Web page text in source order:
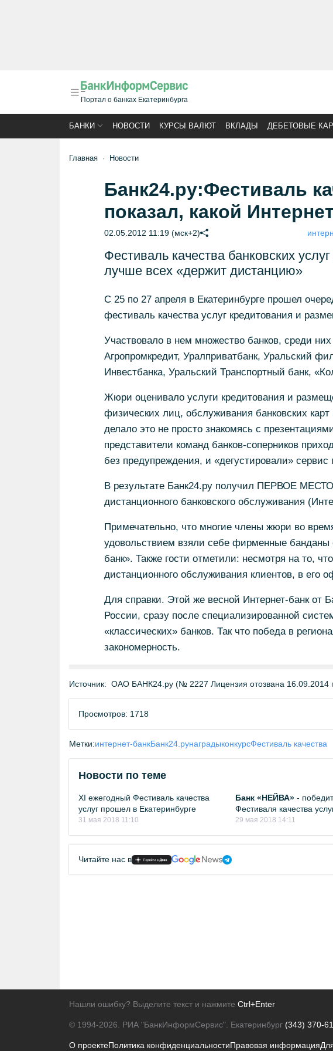
Портал о банках Екатеринбурга
БАНКИ НОВОСТИ КУРСЫ ВАЛЮТ ВКЛАДЫ ДЕБЕТОВЫЕ
Главная Новости
Банк24.ру:Фестиваль
показал, какой
02.05.2012 11:19 (мск+2)
Фестиваль качества банковских
лучше всех «держит дистанцию»
С 25 по 27 апреля в Екатеринбурге прошел
фестиваль качества услуг кредитования и
Участвовало в нем множество банков, среди
Агропромкредит, Уралприватбанк, Уральский
Инвестбанка, Уральский Транспортный банк,
Жюри оценивало услуги кредитования и
физических лиц, обслуживания банковских
делало это не просто знакомясь с
представители команд банков-соперников
без предупреждения, и «дегустировали»
В результате Банк24.ру получил ПЕРВОЕ
дистанционного банковского обслуживания
Примечательно, что многие члены жюри во
удовольствием взяли себе фирменные
банк». Также гости отметили: несмотря на то,
дистанционного обслуживания клиентов, в его
Для справки. Этой же весной Интернет-банк от
России, сразу после специализированной
«классических» банков. Так что победа в
закономерность.
Источник: ОАО БАНК24.ру (№ 2227 Лицензия отозвана 16.09.2014
Просмотров: 1718
Метки:интернет-банкБанк24.рунаградыконкурсФестиваль качества
Новости по теме
ХI ежегодный Фестиваль качества
услуг прошел в Екатеринбурге
31 мая 2018 11:10
Банк «НЕЙВА»-
Фестиваля качества
29 мая 2018 14:11
Читайте нас в
Нашли ошибку? Выделите текст и нажмите Ctrl+Enter
© 1994-2026. РИА "БанкИнформСервис". Екатеринбург (343) 370-
О проектеПолитика конфиденциальностиПравовая информация